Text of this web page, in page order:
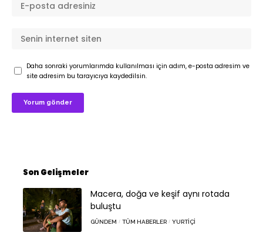
Daha sonraki yorumlarımda kullanılması için adım, e-posta adresim ve
site adresim bu tarayıcıya kaydedilsin.
Son Gelişmeler
Macera, doğa ve keşif aynı rotada
buluştu
GÜNDEM TÜM HABERLER YURTIÇI